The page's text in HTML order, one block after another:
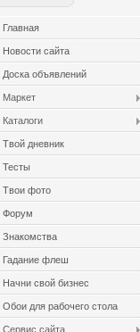
Главная
Новости сайта
Доска объявлений
Маркет
Каталоги
Твой дневник
Тесты
Твои фото
Форум
Знакомства
Гадание флеш
Начни свой бизнес
Обои для рабочего стола
Сервис сайта